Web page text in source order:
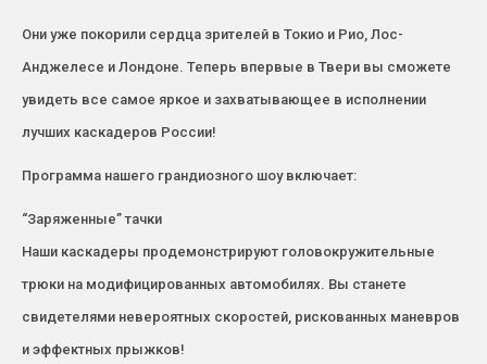
Они уже покорили сердца зрителей в Токио и Рио, Лос-
Анджелесе и Лондоне. Теперь впервые в Твери вы сможете
увидеть все самое яркое и захватывающее в исполнении
лучших каскадеров России!
Программа нашего грандиозного шоу включает:
“Заряженные” тачки
Наши каскадеры продемонстрируют головокружительные
трюки на модифицированных автомобилях. Вы станете
свидетелями невероятных скоростей, рискованных маневров
и эффектных прыжков!